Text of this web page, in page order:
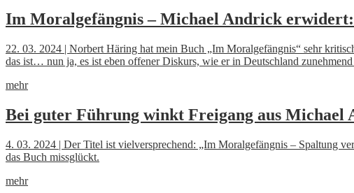
Im Moralgefängnis – Michael Andrick
22. 03. 2024 | Norbert Häring hat mein Buch „Im Moralgefängnis“ sehr
das ist… nun ja, es ist eben offener Diskurs, wie er in Deutschland
mehr
Bei guter Führung winkt Freigang aus Michael
4. 03. 2024 | Der Titel ist vielversprechend: „Im Moralgefängnis – Spaltung
das Buch missglückt.
mehr